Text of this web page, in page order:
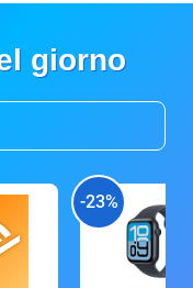
giorno
-23%